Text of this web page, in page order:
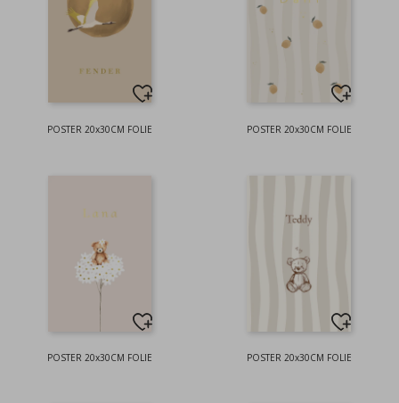
POSTER 20x30CM FOLIE POSTER 20x30CM FOLIE
POSTER 20x30CM FOLIE POSTER 20x30CM FOLIE